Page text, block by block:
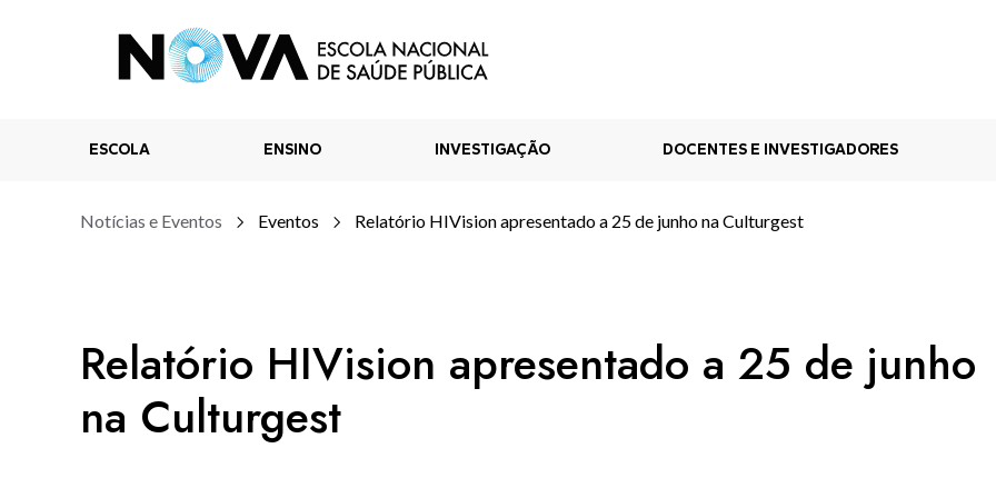
ESCOLA ENSINO INVESTIGAÇÃO DOCENTES E INVESTIGADORES
Notícias e Eventos Eventos Relatório HIVision apresentado a 25 de junho na Culturgest
Relatório HIVision apresentado a 25 de junho
na Culturgest